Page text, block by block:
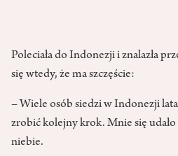
Poleciała do Indonezji i znalazła
się wtedy, że ma szczęście:
– Wiele osób siedzi w Indonezji
zrobić kolejny krok. Mnie się
niebie.